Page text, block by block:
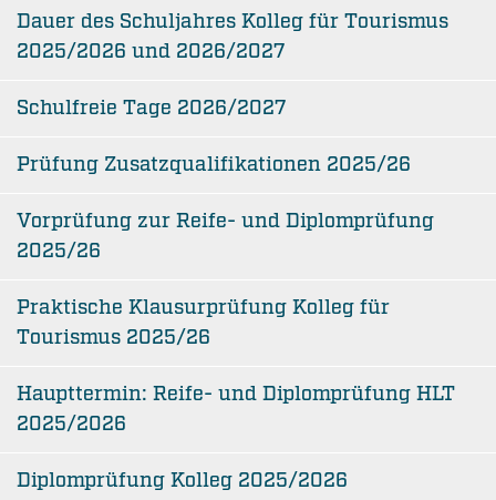
Dauer des Schuljahres Kolleg für Tourismus
2025/2026 und 2026/2027
Schulfreie Tage 2026/2027
Prüfung Zusatzqualifikationen 2025/26
Vorprüfung zur Reife- und Diplomprüfung
2025/26
Praktische Klausurprüfung Kolleg für
Tourismus 2025/26
Haupttermin: Reife- und Diplomprüfung HLT
2025/2026
Diplomprüfung Kolleg 2025/2026